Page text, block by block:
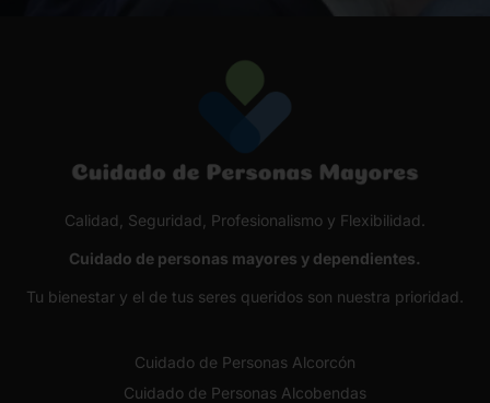
Calidad, Seguridad, Profesionalismo y Flexibilidad.
Cuidado de personas mayores y dependientes.
Tu bienestar y el de tus seres queridos son nuestra prioridad.
Cuidado de Personas Alcorcón
Cuidado de Personas Alcobendas